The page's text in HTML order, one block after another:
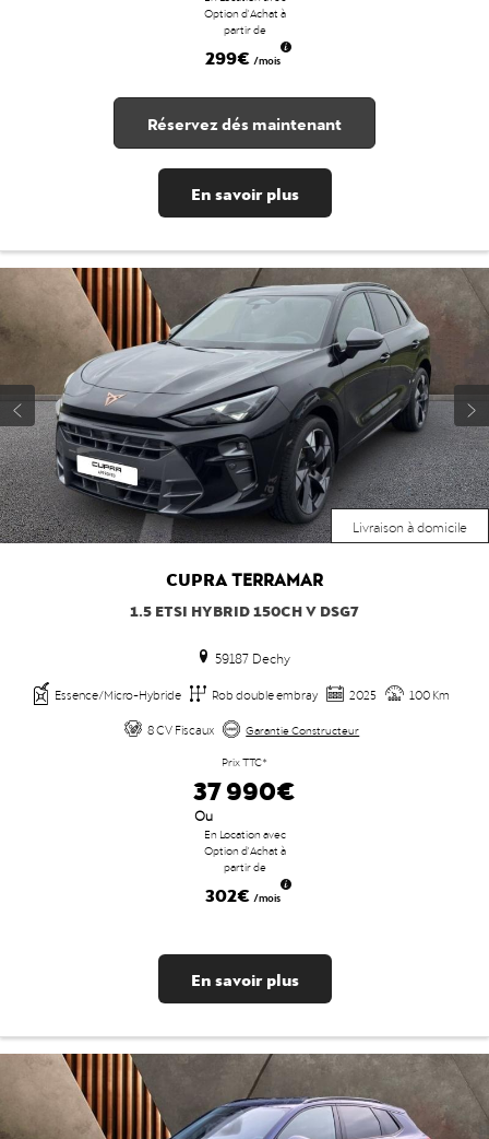
Option d'Achat à
partir de
299€ /mois
Réservez dés maintenant
En savoir plus
Livraison à domicile
CUPRATERRAMAR
1.5 ETSI HYBRID 150CH V DSG7
59187 Dechy
Essence/Micro-Hybride Rob double embray 2025
100 Km
8 CV Fiscaux
Garantie Constructeur
Prix TTC*
37 990€
Ou
En Location avec
Option d'Achat à
partir de
302€ /mois
En savoir plus